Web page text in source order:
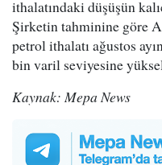
ithalatındaki düşüşün
Şirketin tahminine göre
petrol ithalatı ağustos
bin varil seviyesine
Kaynak: Mepa News